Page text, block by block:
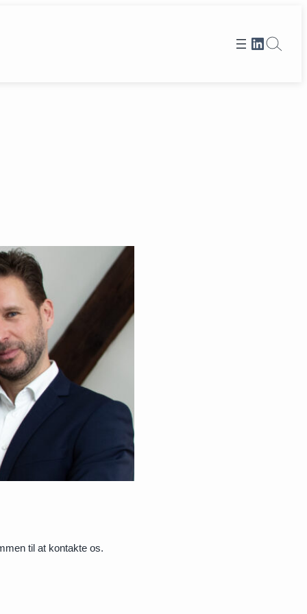
Et link til Human Engages LinkedIn profi
til at kontakte os.